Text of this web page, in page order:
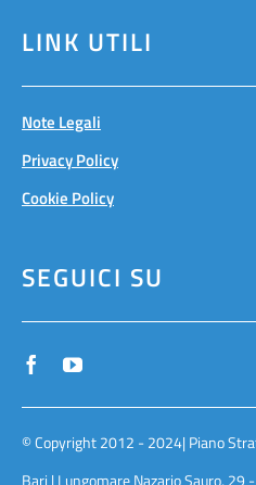
LINK UTILI
Note Legali
Privacy Policy
Cookie Policy
SEGUICI SU
© Copyright 2012 - 2024| Piano
Bari | Lungomare Nazario Sauro,